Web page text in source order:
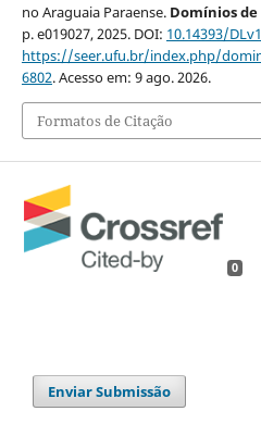
no Araguaia Paraense. Domínios
p. e019027, 2025. DOI: 10.14393/
https://seer.ufu.br/index.php/
6802. Acesso em: 9 ago. 2026.
Formatos de Citação
0
Enviar Submissão